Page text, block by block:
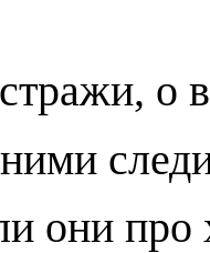
о
они про